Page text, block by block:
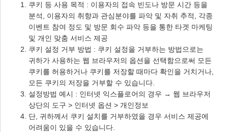
쿠키 등 사용 목적 : 이용자의 접속 빈도나 방문 시간 등을
분석, 이용자의 취향과 관심분야를 파악 및 자취 추적, 각종
이벤트 참여 정도 및 방문 회수 파악 등을 통한 타겟 마케팅
및 개인 맞춤 서비스 제공
쿠키 설정 거부 방법 : 쿠키 설정을 거부하는 방법으로는
귀하가 사용하는 웹 브라우저의 옵션을 선택함으로써 모든
쿠키를 허용하거나 쿠키를 저장할 때마다 확인을 거치거나,
모든 쿠키의 저장을 거부할 수 있습니다.
설정방법 예시 : 인터넷 익스플로어의 경우 → 웹 브라우저
상단의 도구 > 인터넷 옵션 > 개인정보
단, 귀하께서 쿠키 설치를 거부하였을 경우 서비스 제공에
어려움이 있을 수 있습니다.